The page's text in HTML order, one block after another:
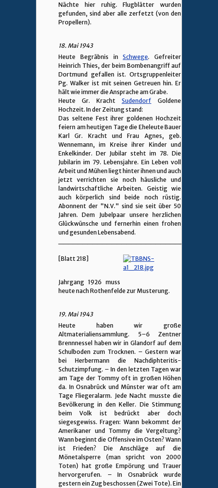
Nächte hier ruhig. Flugblätter wurden
gefunden, sind aber alle zerfetzt (von den
Propellern).
18. Mai 1943
Heute Begräbnis inSchwege. Gefreiter
Heinrich Thies, der beim Bombenangriff auf
Dortmund gefallen ist. Ortsgruppenleiter
Pg. Walker ist mit seinen Getreuen hin. Er
hält wie immer die Ansprache am Grabe.
Heute Gr. Kracht Sudendorf Goldene
Hochzeit. In der Zeitung stand:
Das seltene Fest ihrer goldenen Hochzeit
feiern am heutigen Tage die Eheleute Bauer
Karl Gr. Kracht und Frau Agnes, geb.
Wennemann, im Kreise ihrer Kinder und
Enkelkinder. Der Jubilar steht im 78. Die
Jubilarin im 79. Lebensjahre. Ein Leben voll
Arbeit und Mühen liegt hinter ihnen und auch
jetzt verrichten sie noch häusliche und
landwirtschaftliche Arbeiten. Geistig wie
auch körperlich sind beide noch rüstig.
Abonnent der "N.V." sind sie seit über 50
Jahren. Dem Jubelpaar unsere herzlichen
Glückwünsche und fernerhin einen frohen
und gesunden Lebensabend.
[Blatt 218]
Jahrgang 1926 muss
heute nach Rothenfelde zur Musterung.
19. Mai 1943
Heute haben wir große
Altmaterialiensammlung. 5–6 Zentner
Brennnessel haben wir in Glandorf auf dem
Schulboden zum Trocknen. – Gestern war
bei Herbermann die Nachdiphteritis-
Schutzimpfung. – In den letzten Tagen war
am Tage der Tommy oft in großen Höhen
da. In Osnabrück und Münster war oft am
Tage Fliegeralarm. Jede Nacht musste die
Bevölkerung in den Keller. Die Stimmung
beim Volk ist bedrückt aber doch
siegesgewiss. Fragen: Wann bekommt der
Amerikaner und Tommy die Vergeltung?
Wann beginnt die Offensive im Osten? Wann
ist Frieden? Die Anschläge auf die
Mönetalsperre (man spricht von 2000
Toten) hat große Empörung und Trauer
hervorgerufen. – In Osnabrück wurde
gestern ein Zug beschossen (Zwei Tote). Ein